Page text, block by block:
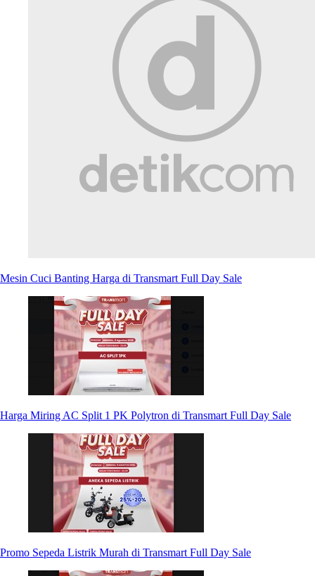
Mesin Cuci Banting Harga di Transmart Full Day Sale
Harga Miring AC Split 1 PK Polytron di Transmart Full Day Sale
Promo Sepeda Listrik Murah di Transmart Full Day Sale